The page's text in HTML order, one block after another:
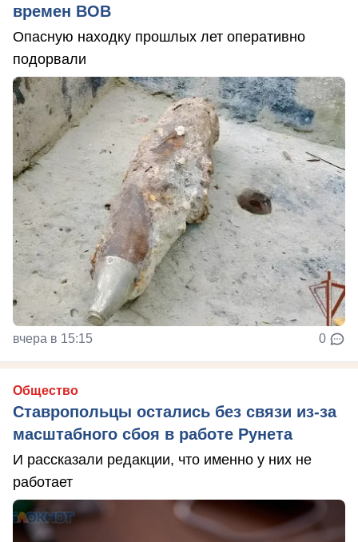
времен ВОВ
Опасную находку прошлых лет оперативно
подорвали
вчера в 15:15 0
Общество
Ставропольцы остались без связи из-за
масштабного сбоя в работе Рунета
И рассказали редакции, что именно у них не
работает